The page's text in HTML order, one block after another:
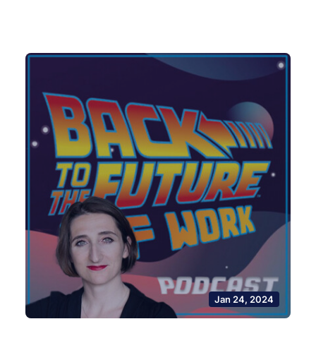
Jan 24, 2024